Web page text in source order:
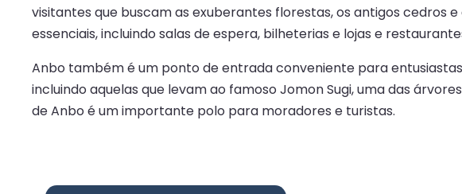
visitantes que buscam as exuberantes florestas, os antigos cedros
essenciais, incluindo salas de espera, bilheterias e lojas e
Anbo também é um ponto de entrada conveniente para
incluindo aquelas que levam ao famoso Jomon Sugi, uma das
de Anbo é um importante polo para moradores e turistas.